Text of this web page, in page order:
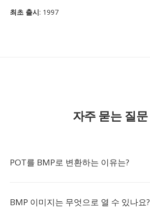
최초 출시: 1997
자주 묻는 질문
POT를 BMP로 변환하는 이유는?
BMP 이미지는 무엇으로 열 수 있나요?